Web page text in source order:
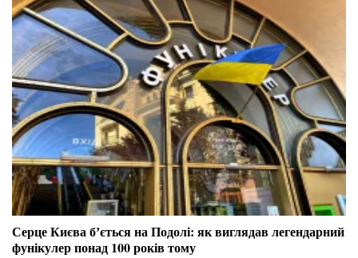
Серце Києва бʼється на Подолі: як виглядав легендарний
фунікулер понад 100 років тому